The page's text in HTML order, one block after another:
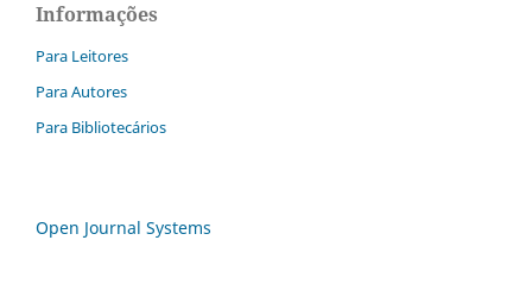
Informações
Para Leitores
Para Autores
Para Bibliotecários
Open Journal Systems